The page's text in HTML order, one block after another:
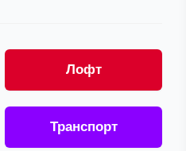
Лофт
Транспорт